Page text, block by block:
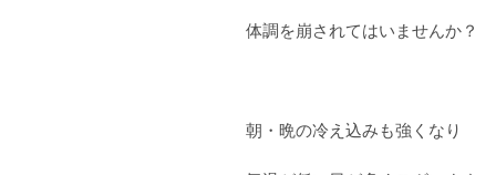
体調を崩されてはいませんか？
朝・晩の冷え込みも強くなり